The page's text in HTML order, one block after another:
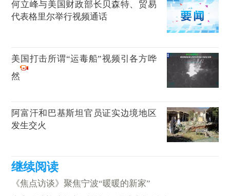
何立峰与美国财政部长贝森特、贸易
代表格里尔举行视频通话
美国打击所谓“运毒船”视频引各方哗
然
阿富汗和巴基斯坦官员证实边境地区
发生交火
《焦点访谈》聚焦宁波“暖暖的新家”